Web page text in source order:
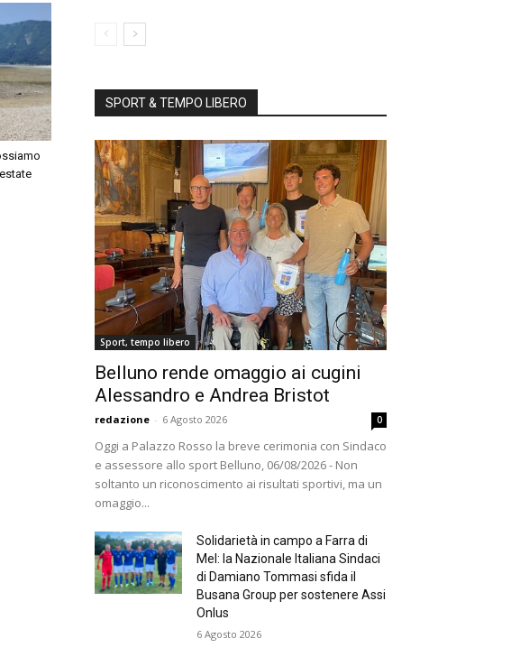
SPORT & TEMPO LIBERO
Sport, tempo libero
Belluno rende omaggio ai cugini
Alessandro e Andrea Bristot
redazione - 6 Agosto 2026 0
Oggi a Palazzo Rosso la breve cerimonia con Sindaco
e assessore allo sport Belluno, 06/08/2026 - Non
soltanto un riconoscimento ai risultati sportivi, ma un
omaggio...
Solidarietà in campo a Farra di
Mel: la Nazionale Italiana Sindaci
di Damiano Tommasi sfida il
Busana Group per sostenere Assi
Onlus
6 Agosto 2026